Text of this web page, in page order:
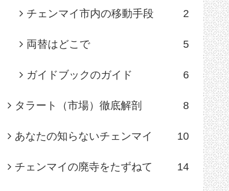
チェンマイ市内の移動手段 2
両替はどこで 5
ガイドブックのガイド 6
タラート（市場）徹底解剖 8
あなたの知らないチェンマイ 10
チェンマイの廃寺をたずねて 14